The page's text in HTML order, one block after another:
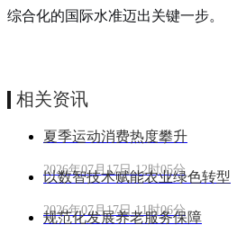
综合化的国际水准迈出关键一步。
相关资讯
夏季运动消费热度攀升
2026年07月17日 12时05分
以数智技术赋能农业绿色转型
2026年07月17日 11时06分
规范化发展养老服务保障